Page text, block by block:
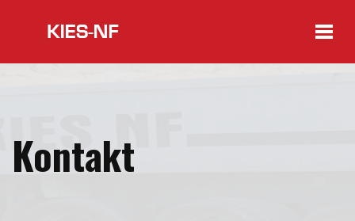
Kontakt